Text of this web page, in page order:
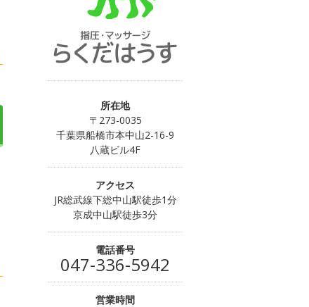
所在地
〒273-0035
千葉県船橋市本中山2-16-9
八蔵ビル4F
アクセス
JR総武線下総中山駅徒歩1分
京成中山駅徒歩3分
電話番号
047-336-5942
営業時間